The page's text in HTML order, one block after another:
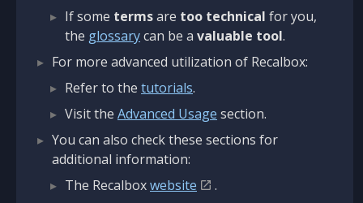
If some termsare too technical for you,
the glossarycan be a valuable tool.
For more advanced utilization of Recalbox:
Refer to the tutorials.
Visit the Advanced Usage section.
You can also check these sections for
additional information:
The Recalboxwebsite
.